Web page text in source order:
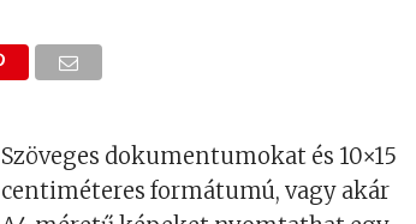
Szöveges dokumentumokat és 10×15
centiméteres formátumú, vagy akár